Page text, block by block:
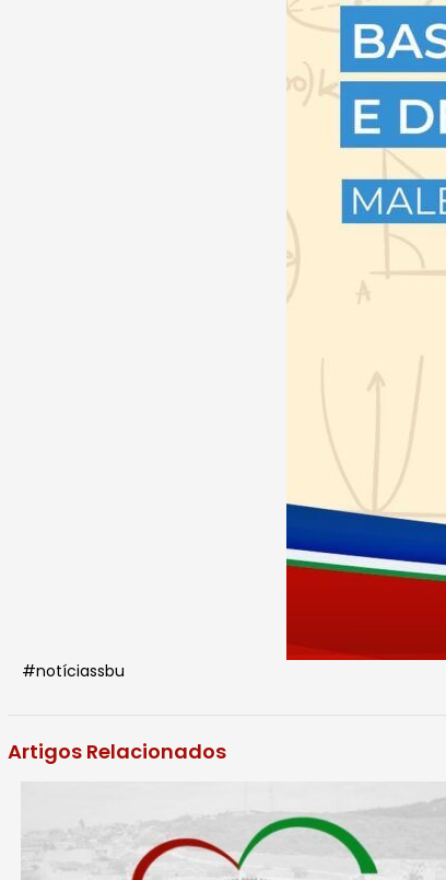
#notíciassbu
Artigos Relacionados